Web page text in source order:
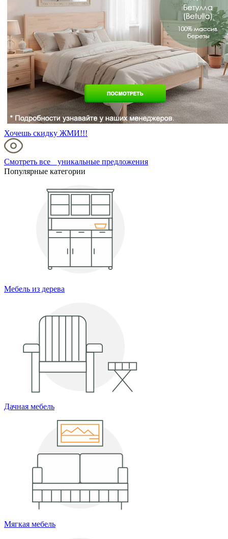
Хочешь скидку ЖМИ!!!
Смотреть все уникальные предложения
Популярные категории
Мебель из дерева
Дачная мебель
Мягкая мебель